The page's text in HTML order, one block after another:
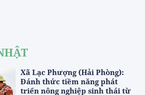
Xã Lạc Phượng (Hải Phòng):
Đánh thức tiềm năng phát
triển nông nghiệp sinh thái từ